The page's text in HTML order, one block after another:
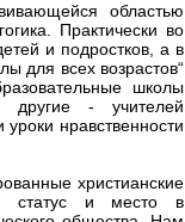
областью
Практически во
и подростков, а в
для всех возрастов“
школы
другие - учителей
нравственности
христианские
статус и место в